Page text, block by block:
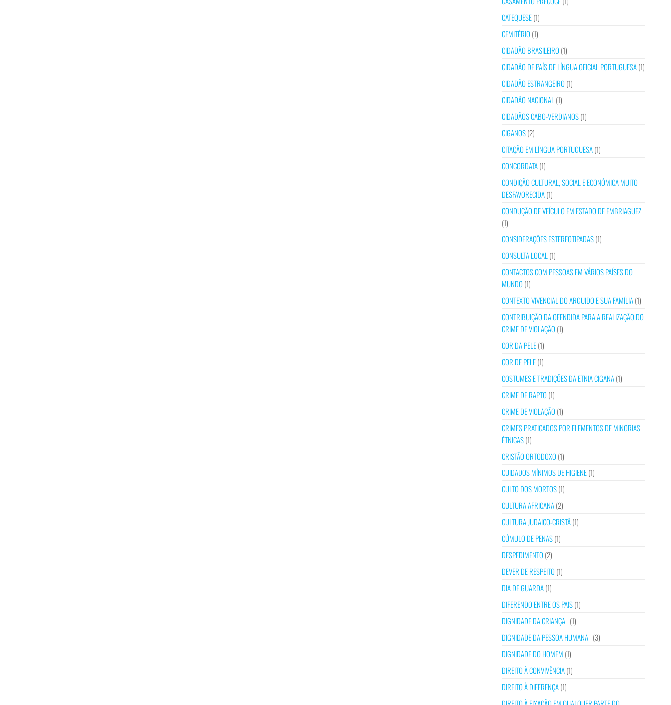
CATEQUESE(1)
CEMITÉRIO (1)
CIDADÃO BRASILEIRO (1)
CIDADÃO DE PAÍS DE LÍNGUA OFICIAL PORTUGUESA(1)
CIDADÃO ESTRANGEIRO (1)
CIDADÃO NACIONAL (1)
CIDADÃOS CABO-VERDIANOS(1)
CIGANOS(2)
CITAÇÃO EM LÍNGUA PORTUGUESA(1)
CONCORDATA(1)
CONDIÇÃO CULTURAL, SOCIAL E ECONÓMICA MUITO
DESFAVORECIDA(1)
CONDUÇÃO DE VEÍCULO EM ESTADO DE EMBRIAGUEZ
(1)
CONSIDERAÇÕES ESTEREOTIPADAS(1)
CONSULTA LOCAL (1)
CONTACTOS COM PESSOAS EM VÁRIOS PAÍSES DO
MUNDO (1)
CONTEXTO VIVENCIAL DO ARGUIDO E SUA FAMÍLIA(1)
CONTRIBUIÇÃO DA OFENDIDA PARA A REALIZAÇÃO DO
CRIME DE VIOLAÇÃO (1)
COR DA PELE(1)
COR DE PELE(1)
COSTUMES E TRADIÇÕES DA ETNIA CIGANA(1)
CRIME DE RAPTO (1)
CRIME DE VIOLAÇÃO (1)
CRIMES PRATICADOS POR ELEMENTOS DE MINORIAS
ÉTNICAS(1)
CRISTÃO ORTODOXO (1)
CUIDADOS MÍNIMOS DE HIGIENE(1)
CULTO DOS MORTOS(1)
CULTURA AFRICANA(2)
CULTURA JUDAICO-CRISTÃ(1)
CÚMULO DE PENAS(1)
DESPEDIMENTO (2)
DEVER DE RESPEITO (1)
DIA DE GUARDA(1)
DIFERENDO ENTRE OS PAIS(1)
DIGNIDADE DA CRIANÇA (1)
DIGNIDADE DA PESSOA HUMANA (3)
DIGNIDADE DO HOMEM (1)
DIREITO À CONVIVÊNCIA(1)
DIREITO À DIFERENÇA(1)